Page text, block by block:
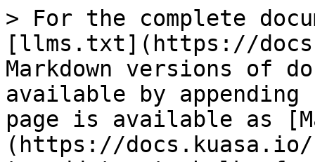
> For the complete
[llms.txt](https://
Markdown versions of
available by
page is available as
(https://docs.kuasa.io/